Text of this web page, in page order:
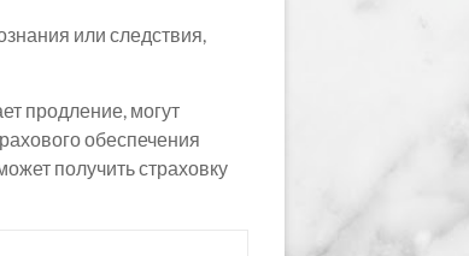
или следствия,
продление, могут
обеспечения
получить страховку